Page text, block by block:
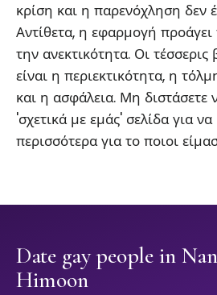
κρίση και η παρενόχληση δεν
Αντίθετα, η εφαρμογή
την ανεκτικότητα. Οι τέσσερις
είναι η περιεκτικότητα, η
και η ασφάλεια. Μη διστάσετε
'σχετικά με εμάς' σελίδα για
περισσότερα για το ποιοι
Date gay people in
Himoon